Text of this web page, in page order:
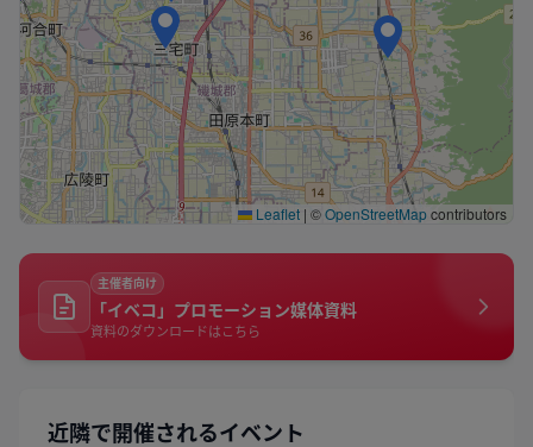
Leaflet | ©OpenStreetMapcontributors
主催者向け
「イベコ」プロモーション媒体資料
資料のダウンロードはこちら
近隣で開催されるイベント